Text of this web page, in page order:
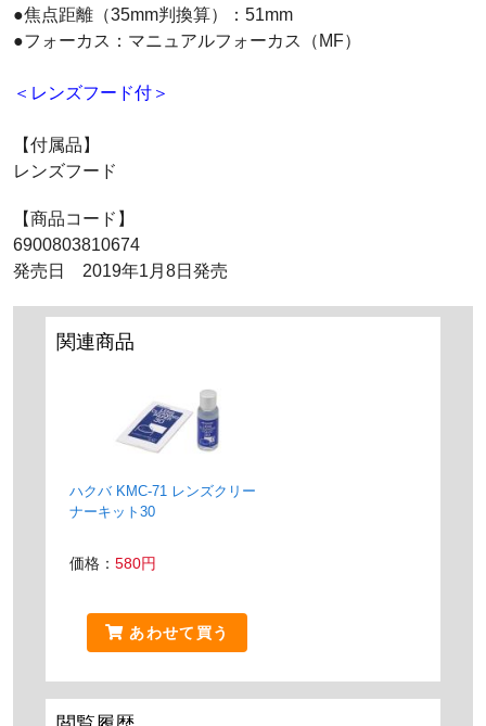
●焦点距離（35mm判換算）：51mm
●フォーカス：マニュアルフォーカス（MF）
＜レンズフード付＞
【付属品】
レンズフード
【商品コード】
6900803810674
発売日 2019年1月8日発売
関連商品
ハクバ KMC-71 レンズクリー
ナーキット30
価格： 580円
あわせて買う